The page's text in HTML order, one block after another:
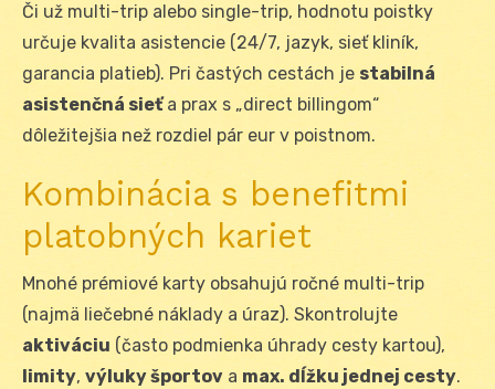
Či už multi-trip alebo single-trip, hodnotu poistky
určuje kvalita asistencie (24/7, jazyk, sieť kliník,
garancia platieb). Pri častých cestách je stabilná
asistenčná sieťa prax s „direct billingom“
dôležitejšia než rozdiel pár eur v poistnom.
Kombinácia s benefitmi
platobných kariet
Mnohé prémiové karty obsahujú ročné multi-trip
(najmä liečebné náklady a úraz). Skontrolujte
aktiváciu (často podmienka úhrady cesty kartou),
limity, výluky športov a max. dĺžku jednej cesty.